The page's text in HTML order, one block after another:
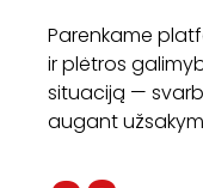
Parenkame
ir plėtros
situaciją —
augant